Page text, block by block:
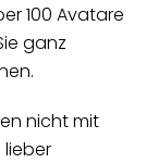
100 Avatare
ganz
nicht mit
lieber